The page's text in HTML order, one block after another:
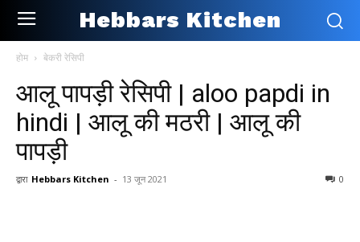
Hebbars Kitchen
होम बेकरी रेसिपी
आलू पापड़ी रेसिपी | aloo papdi in
hindi | आलू की मठरी | आलू की
पापड़ी
द्वारा Hebbars Kitchen - 13 जून 2021 0